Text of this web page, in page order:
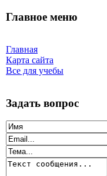
Главное меню
Главная
Карта сайта
Все для учебы
Задать вопрос